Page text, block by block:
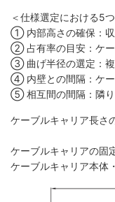
＜仕様選定における5
① 内部高さの確保：収
② 占有率の目安：ケー
③ 曲げ半径の選定：複
④ 内壁との間隔：ケー
⑤ 相互間の間隔：隣り
ケーブルキャリア長さ
ケーブルキャリアの固
ケーブルキャリア本体